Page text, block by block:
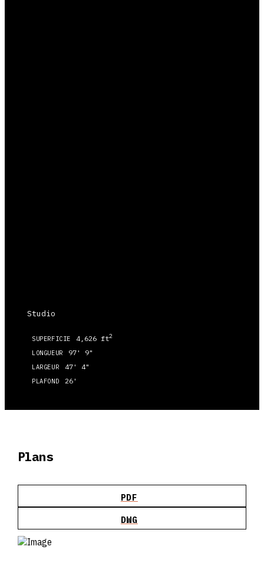
Studio
SUPERFICIE 4,626 ft2
LONGUEUR 97' 9"
LARGEUR 47' 4"
PLAFOND 26'
Plans
PDF
DWG